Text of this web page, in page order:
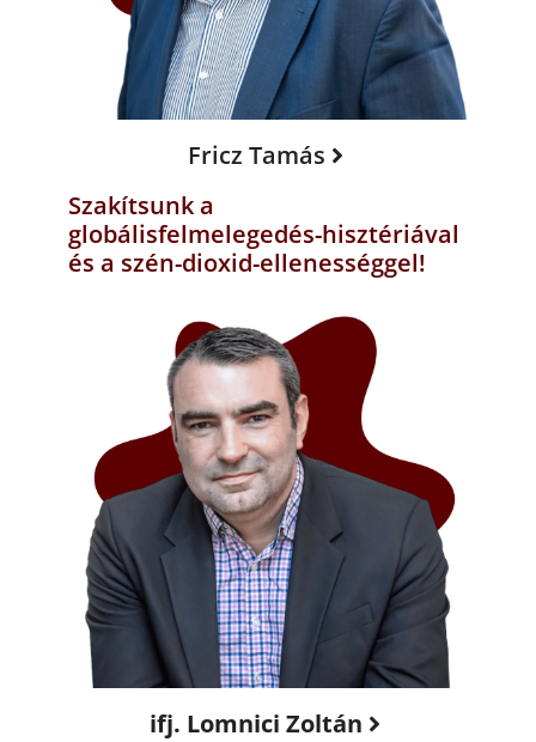
Fricz Tamás
Szakítsunk a
globálisfelmelegedés-hisztériával
és a szén-dioxid-ellenességgel!
ifj. Lomnici Zoltán